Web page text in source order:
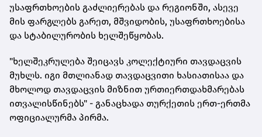
უსაფრთხოების გაძლიერებას და რეგიონში, ასევე
მის ფარგლებს გარეთ, მშვიდობის, უსაფრთხოებისა
და სტაბილურობის ხელშეწყობას.
"ხელშეკრულება შეიცავს კოლექტიური თავდაცვის
მუხლს. იგი მთლიანად თავდაცვითი ხასიათისაა და
მხოლოდ თავდაცვის მიზნით ურთიერთდახმარებას
ითვალისწინებს" - განაცხადა თურქეთის ერთ-ერთმა
ოფიციალურმა პირმა.